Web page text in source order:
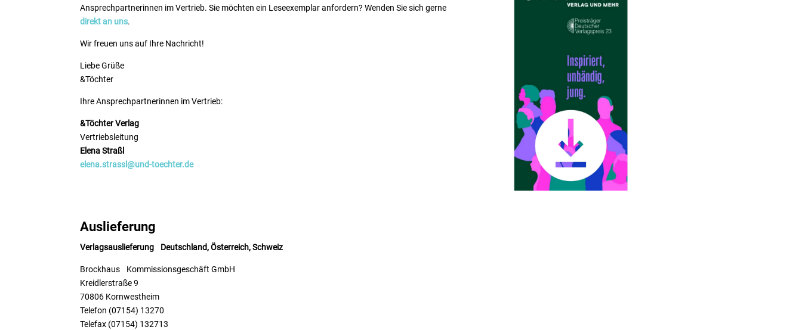
Ansprechpartnerinnen im Vertrieb. Sie möchten ein Leseexemplar anfordern? Wenden Sie sich gerne
direkt an uns.
Wir freuen uns auf Ihre Nachricht!
Liebe Grüße
&Töchter
Ihre Ansprechpartnerinnen im Vertrieb:
&Töchter Verlag
Vertriebsleitung
Elena Straßl
elena.strassl@und-toechter.de
Auslieferung
Verlagsauslieferung Deutschland, Österreich, Schweiz
Brockhaus Kommissions­geschäft GmbH
Kreidlerstraße 9
70806 Kornwestheim
Telefon (07154) 13270
Telefax (07154) 132713